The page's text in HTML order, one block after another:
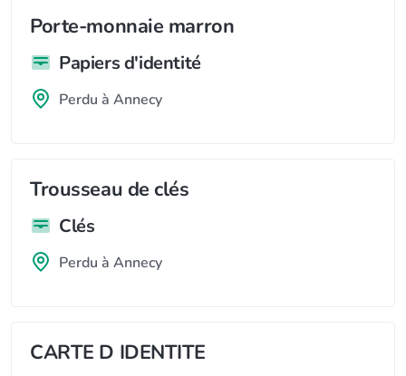
Porte-monnaie marron
Papiers d'identité
Perdu à Annecy
Trousseau de clés
Clés
Perdu à Annecy
CARTE D IDENTITE